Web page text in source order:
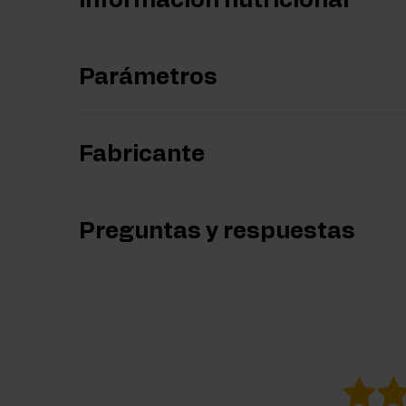
Parámetros
Fabricante
Preguntas y respuestas